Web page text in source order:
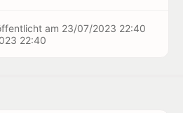
am 23/07/2023 22:40
22:40